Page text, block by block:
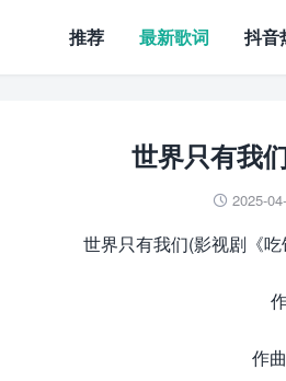
推荐 最新歌词 抖音
世界只有我
 2025-
世界只有我们(影视剧《
作